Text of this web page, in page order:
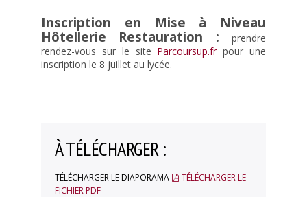
Formations
Après la 3ème
CAP PATISSIER
BAC Professionnel « Commercialisation et services en restauration »
Inscription en Mise à Niveau
Hôtellerie Restauration :
prendre
rendez-vous sur le site Parcoursup.frpour une
inscription le 8 juillet au lycée.
À TÉLÉCHARGER :
TÉLÉCHARGER LE DIAPORAMA
TÉLÉCHARGER LE
FICHIER PDF